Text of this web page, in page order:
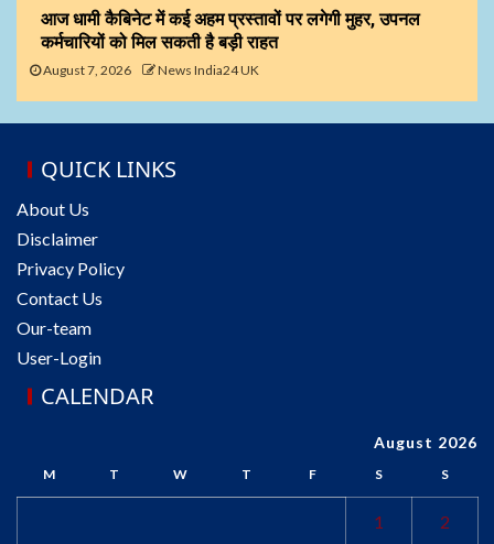
आज धामी कैबिनेट में कई अहम प्रस्तावों पर लगेगी मुहर, उपनल
कर्मचारियों को मिल सकती है बड़ी राहत
August 7, 2026 News India24 UK
QUICK LINKS
About Us
Disclaimer
Privacy Policy
Contact Us
Our-team
User-Login
CALENDAR
August 2026
M T W T F S S
1 2